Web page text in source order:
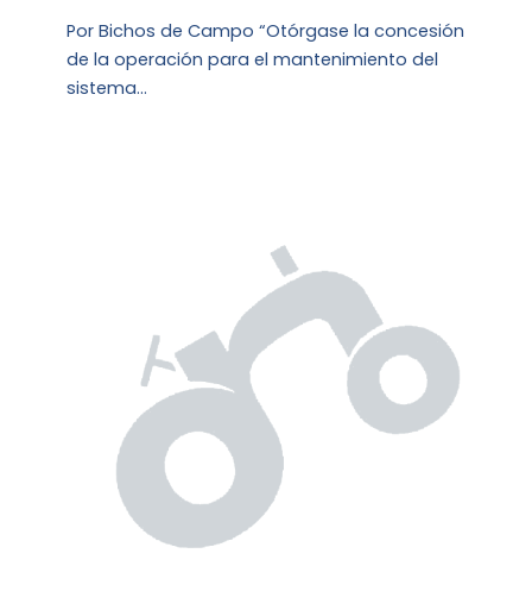
Por Bichos de Campo “Otórgase la concesión
de la operación para el mantenimiento del
sistema…